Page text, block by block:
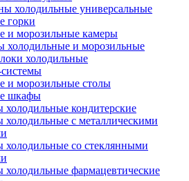
холодильные универсальные
горки
и морозильные камеры
холодильные и морозильные
холодильные
и морозильные столы
шкафы
кондитерские
с металлическими
со стеклянными
фармацевтические